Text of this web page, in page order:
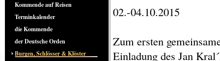
Kommende auf Reisen
Terminkalender
die Kommende
der Deutsche Orden
Burgen, Schlösser & Klöster
02.-04.10.2015
Zum ersten
Einladung des Jan